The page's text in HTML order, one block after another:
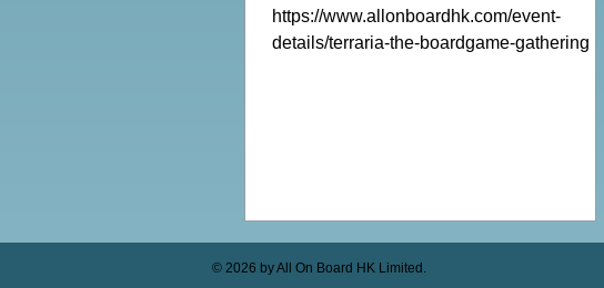
https://www.allonboardhk.com/event-
details/terraria-the-boardgame-gathering 試
© 2026 by All On Board HK Limited.